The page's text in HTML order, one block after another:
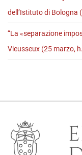
dell’Istituto di Bologna
“La «separazione
Vieusseux (25 marzo,